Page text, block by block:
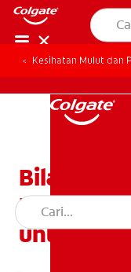
Kesihatan Mulut dan
Bilakah
untuk